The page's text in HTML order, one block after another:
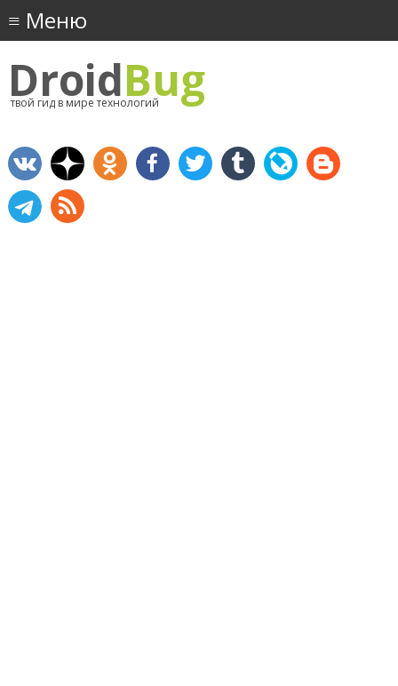
DroidBug
твой гид в мире технологий